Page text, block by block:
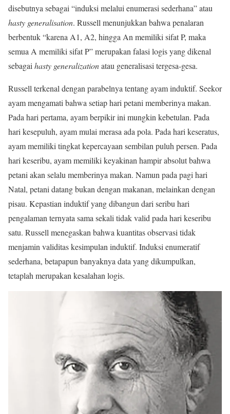
disebutnya sebagai “induksi melalui enumerasi sederhana” atau
hasty generalisation. Russell menunjukkan bahwa penalaran
berbentuk “karena A1, A2, hingga An memiliki sifat P, maka
semua A memiliki sifat P” merupakan falasi logis yang dikenal
sebagaihasty generalizationatau generalisasi tergesa-gesa.
Russell terkenal dengan parabelnya tentang ayam induktif. Seekor
ayam mengamati bahwa setiap hari petani memberinya makan.
Pada hari pertama, ayam berpikir ini mungkin kebetulan. Pada
hari kesepuluh, ayam mulai merasa ada pola. Pada hari keseratus,
ayam memiliki tingkat kepercayaan sembilan puluh persen. Pada
hari keseribu, ayam memiliki keyakinan hampir absolut bahwa
petani akan selalu memberinya makan. Namun pada pagi hari
Natal, petani datang bukan dengan makanan, melainkan dengan
pisau. Kepastian induktif yang dibangun dari seribu hari
pengalaman ternyata sama sekali tidak valid pada hari keseribu
satu. Russell menegaskan bahwa kuantitas observasi tidak
menjamin validitas kesimpulan induktif. Induksi enumeratif
sederhana, betapapun banyaknya data yang dikumpulkan,
tetaplah merupakan kesalahan logis.